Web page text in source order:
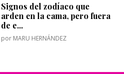
Signos del zodíaco que
arden en la cama, pero fuera
de e...
por MARU HERNÁNDEZ